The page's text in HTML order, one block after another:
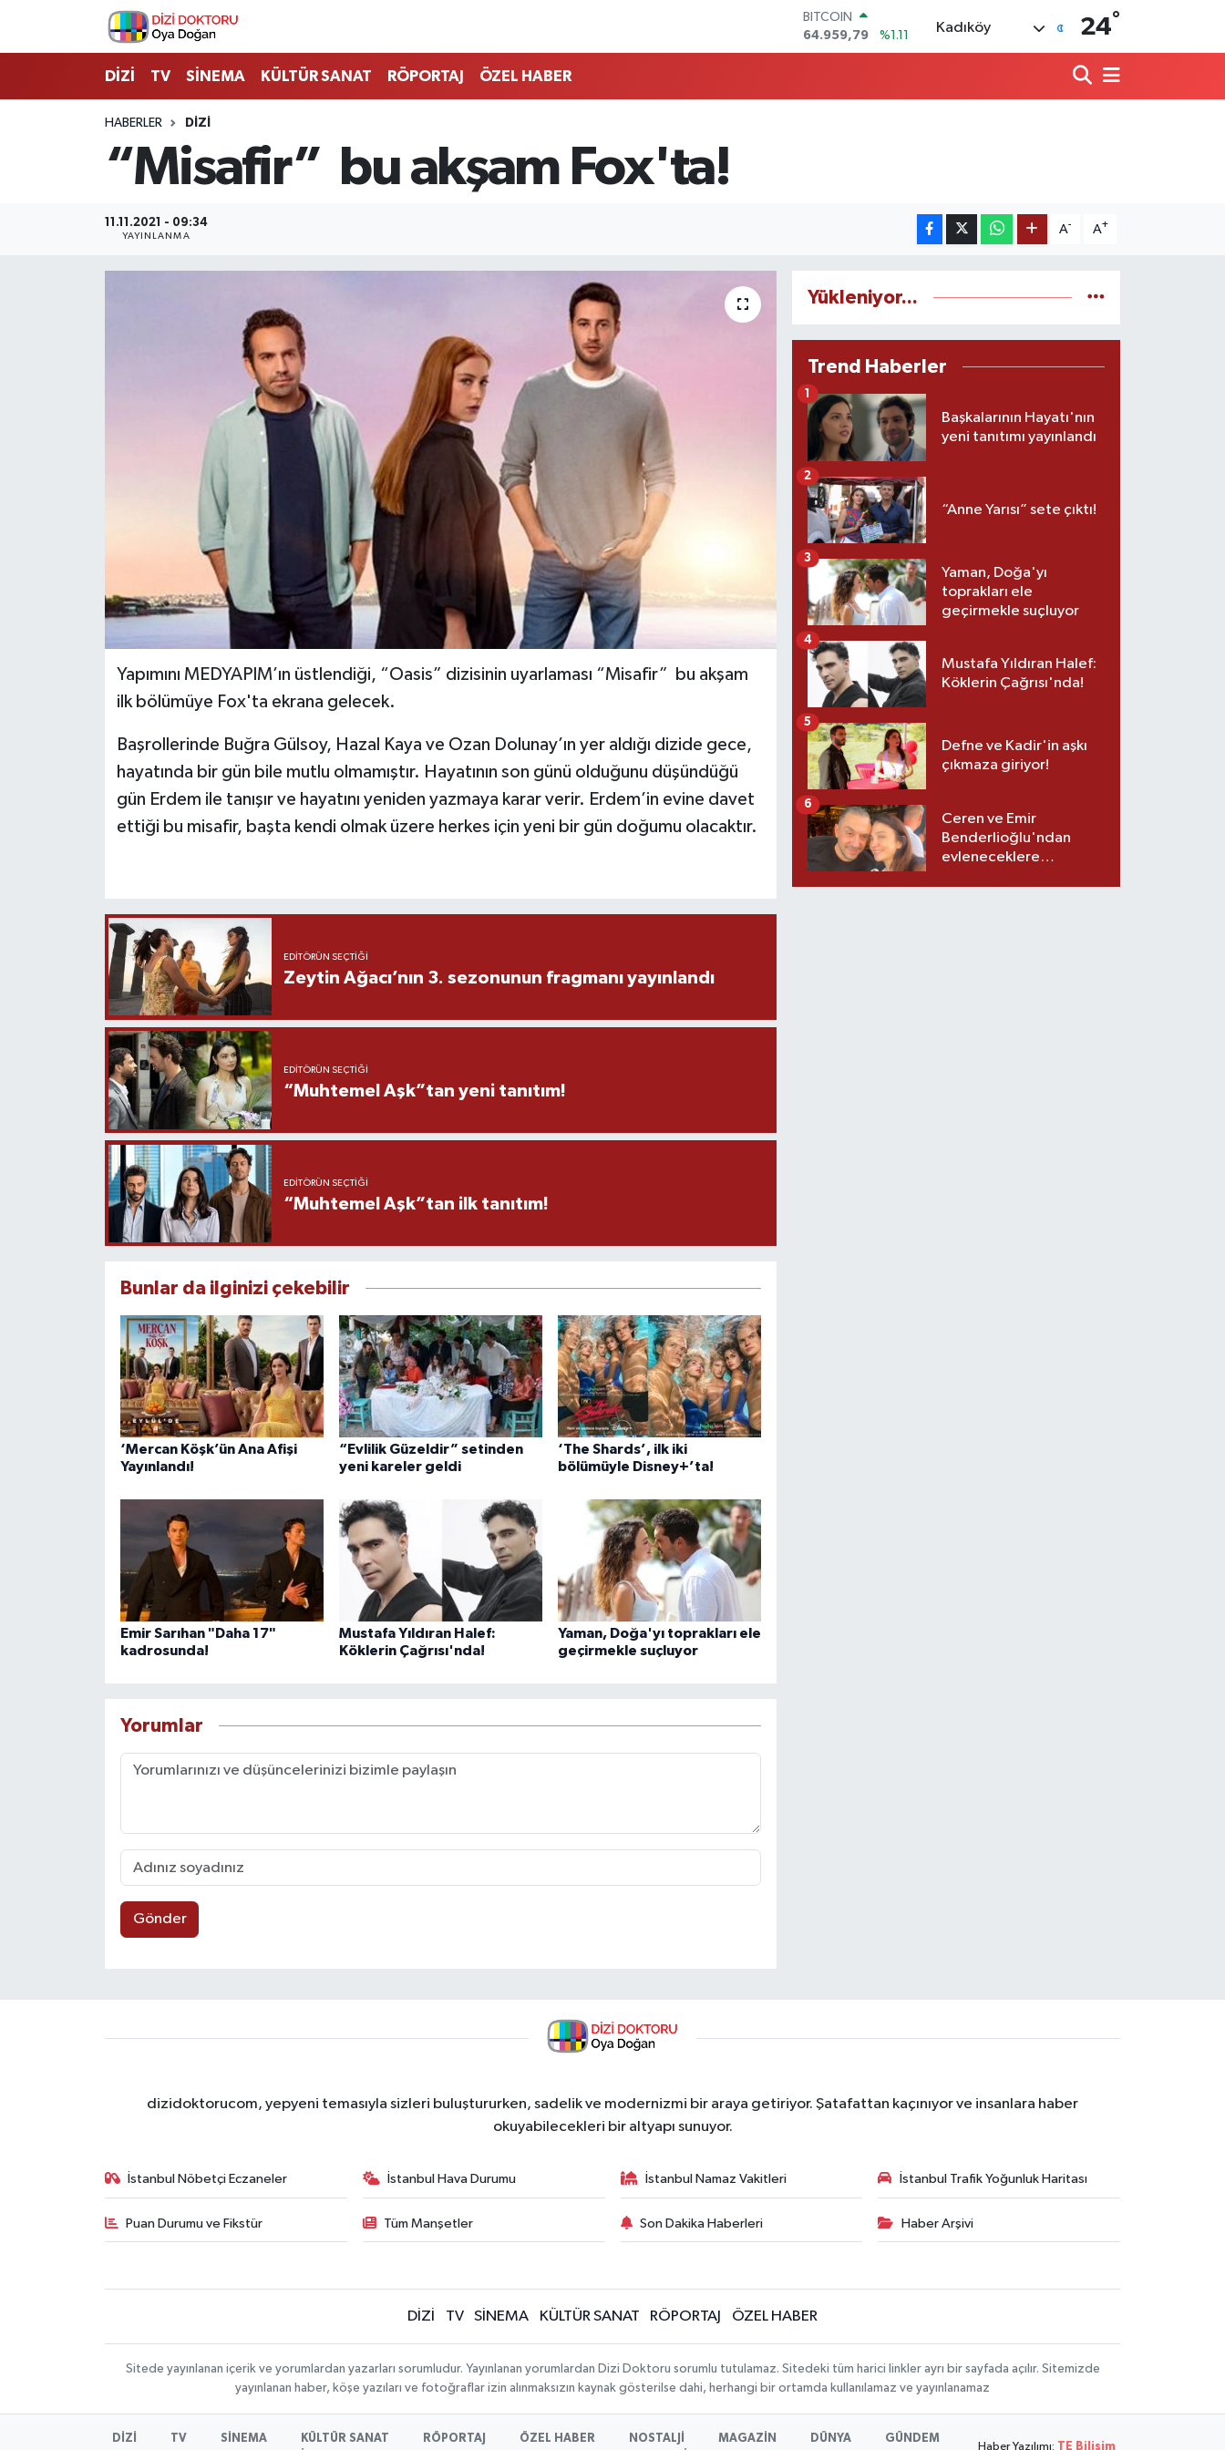
BITCOIN
64.959,79
%1.11
DOLAR
Kadıköy 24°
DİZİ TV SİNEMA KÜLTÜR SANAT RÖPORTAJ ÖZEL HABER
HABERLER DİZİ
“Misafir” bu akşam Fox'ta!
11.11.2021 - 09:34
YAYINLANMA
A- A+
Yapımını MEDYAPIM’ın üstlendiği, “Oasis” dizisinin uyarlaması “Misafir” bu akşam
ilk bölümüye Fox'ta ekrana gelecek.
Başrollerinde Buğra Gülsoy, Hazal Kaya ve Ozan Dolunay’ın yer aldığı dizide gece,
hayatında bir gün bile mutlu olmamıştır. Hayatının son günü olduğunu düşündüğü
gün Erdem ile tanışır ve hayatını yeniden yazmaya karar verir. Erdem’in evine davet
ettiği bu misafir, başta kendi olmak üzere herkes için yeni bir gün doğumu olacaktır.
EDITÖRÜN SEÇTIĞI
Zeytin Ağacı’nın 3. sezonunun fragmanı yayınlandı
EDITÖRÜN SEÇTIĞI
“Muhtemel Aşk”tan yeni tanıtım!
EDITÖRÜN SEÇTIĞI
“Muhtemel Aşk”tan ilk tanıtım!
Bunlar da ilginizi çekebilir
‘Mercan Köşk’ün Ana Afişi
Yayınlandı!
“Evlilik Güzeldir” setinden
yeni kareler geldi
‘The Shards’, ilk iki
bölümüyle Disney+’ta!
Emir Sarıhan "Daha 17"
kadrosunda!
Mustafa Yıldıran Halef:
Köklerin Çağrısı'nda!
Yaman, Doğa'yı toprakları ele
geçirmekle suçluyor
Yorumlar
Gönder
Yükleniyor...
Trend Haberler
Başkalarının Hayatı'nın
yeni tanıtımı yayınlandı
1
“Anne Yarısı” sete çıktı!
2
Yaman, Doğa'yı
toprakları ele
geçirmekle suçluyor
3
Mustafa Yıldıran Halef:
Köklerin Çağrısı'nda!
4
Defne ve Kadir'in aşkı
çıkmaza giriyor!
5
Ceren ve Emir
Benderlioğlu'ndan
evleneceklere
6
dizidoktorucom, yepyeni temasıyla sizleri buluştururken, sadelik ve modernizmi bir araya getiriyor. Şatafattan kaçınıyor ve insanlara haber
okuyabilecekleri bir altyapı sunuyor.
İstanbul Nöbetçi Eczaneler İstanbul Hava Durumu İstanbul Namaz Vakitleri İstanbul Trafik Yoğunluk Haritası
Puan Durumu ve Fikstür Tüm Manşetler Son Dakika Haberleri Haber Arşivi
DİZİ TV SİNEMA KÜLTÜR SANAT RÖPORTAJ ÖZEL HABER
Sitede yayınlanan içerik ve yorumlardan yazarları sorumludur. Yayınlanan yorumlardan Dizi Doktoru sorumlu tutulamaz. Sitedeki tüm harici linkler ayrı bir sayfada açılır. Sitemizde
yayınlanan haber, köşe yazıları ve fotoğraflar izin alınmaksızın kaynak gösterilse dahi, herhangi bir ortamda kullanılamaz ve yayınlanamaz
DİZİ TV SİNEMA KÜLTÜR SANAT RÖPORTAJ ÖZEL HABER NOSTALJİ MAGAZİN DÜNYA GÜNDEM
Haber Yazılımı: TE Bilişim
İstanbul Nöbetçi Eczaneler
İstanbul Hava Durumu
İstanbul Namaz Vakitleri